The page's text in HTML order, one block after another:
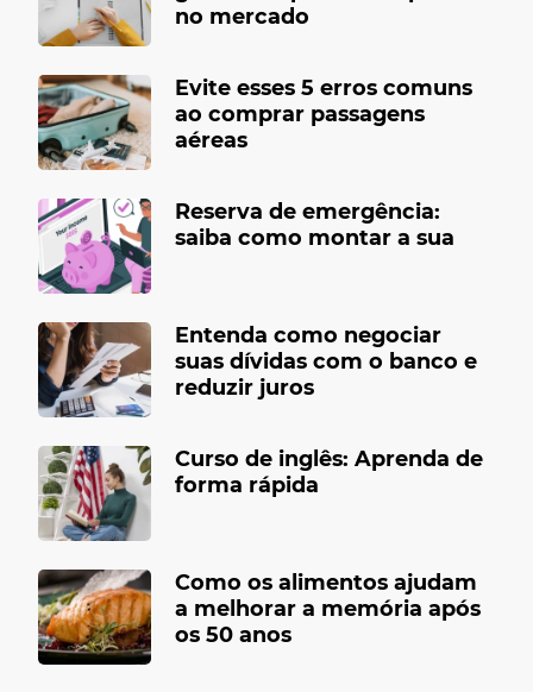
no mercado
Evite esses 5 erros comuns
ao comprar passagens
aéreas
Reserva de emergência:
saiba como montar a sua
Entenda como negociar
suas dívidas com o banco e
reduzir juros
Curso de inglês: Aprenda de
forma rápida
Como os alimentos ajudam
a melhorar a memória após
os 50 anos